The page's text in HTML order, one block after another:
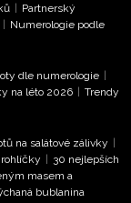
| Partnerský
| Numerologie podle
dle numerologie |
na léto 2026 | Trendy
na salátové zálivky |
rohlíčky | 30 nejlepších
masem a
bublanina